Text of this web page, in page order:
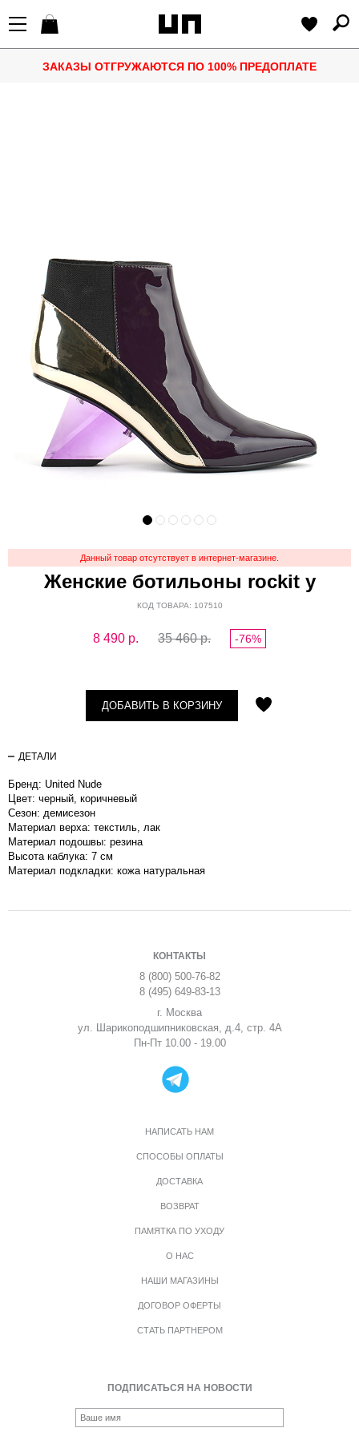
ЗАКАЗЫ ОТГРУЖАЮТСЯ ПО 100% ПРЕДОПЛАТЕ
Данный товар отсутствует в интернет-магазине.
Женские ботильоны rockit y
КОД ТОВАРА: 107510
8 490 р. 35 460 р. -76%
ДОБАВИТЬ В КОРЗИНУ
ДЕТАЛИ
Бренд: United Nude
Цвет: черный, коричневый
Сезон: демисезон
Материал верха: текстиль, лак
Материал подошвы: резина
Высота каблука: 7 см
Материал подкладки: кожа натуральная
КОНТАКТЫ
8 (800) 500-76-82
8 (495) 649-83-13
г. Москва
ул. Шарикоподшипниковская, д.4, стр. 4А
Пн-Пт 10.00 - 19.00
НАПИСАТЬ НАМ
СПОСОБЫ ОПЛАТЫ
ДОСТАВКА
ВОЗВРАТ
ПАМЯТКА ПО УХОДУ
О НАС
НАШИ МАГАЗИНЫ
ДОГОВОР ОФЕРТЫ
СТАТЬ ПАРТНЕРОМ
ПОДПИСАТЬСЯ НА НОВОСТИ